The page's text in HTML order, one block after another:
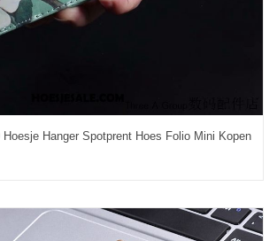
Hanger Spotprent Hoes Folio Mini Kopen